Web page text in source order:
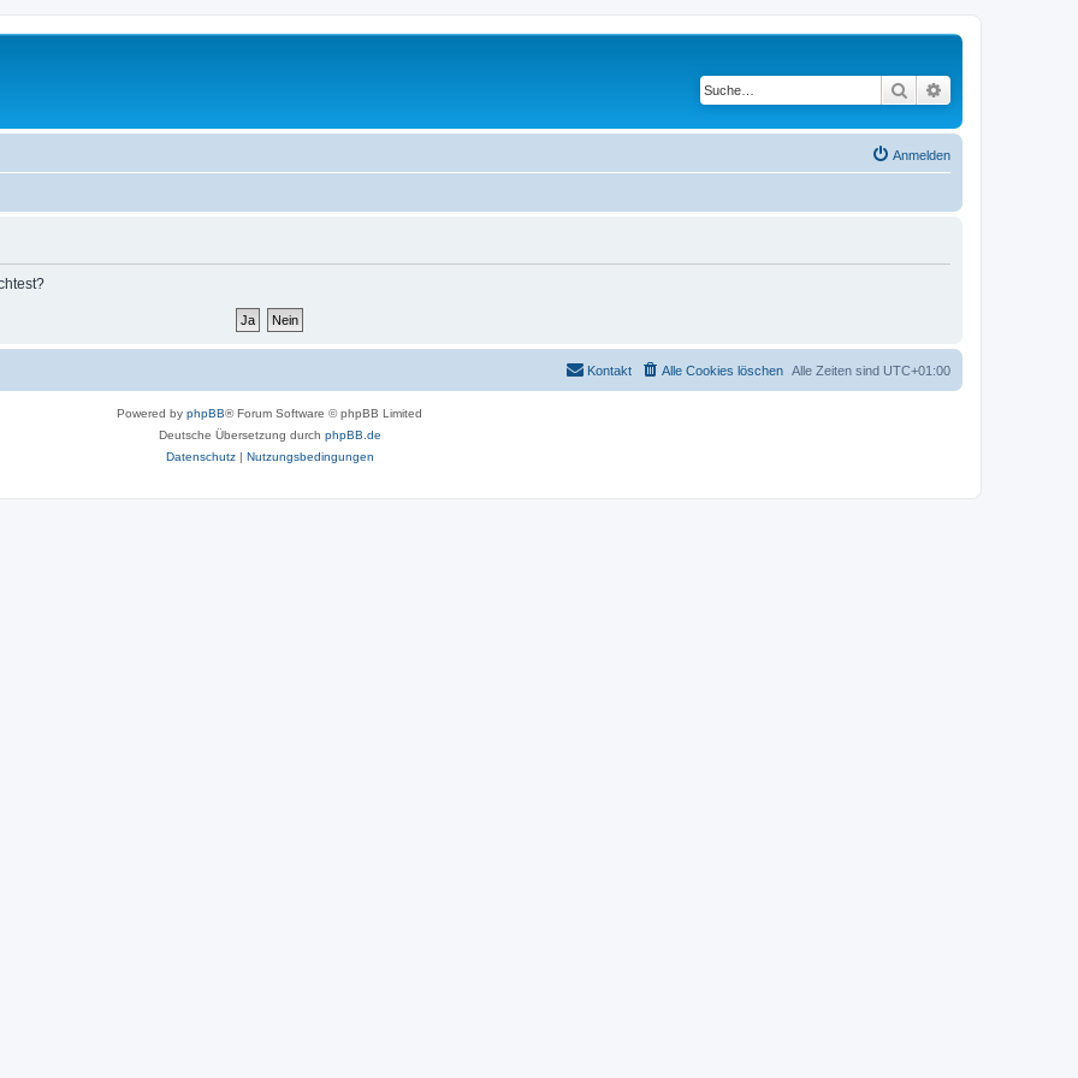
Suche
Anmelden
Alle Zeiten sind UTC+01:00
Alle Cookies löschen
Kontakt
Powered by phpBB® Forum Software © phpBB Limited
Deutsche Übersetzung durch phpBB.de
Datenschutz| Nutzungsbedingungen